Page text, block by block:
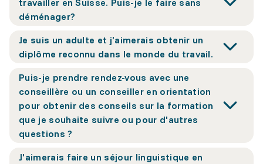
travailler en Suisse. Puis-je le faire sans
déménager?
Je suis un adulte et j’aimerais obtenir un
diplôme reconnu dans le monde du travail.
Puis-je prendre rendez-vous avec une
conseillère ou un conseiller en orientation
pour obtenir des conseils sur la formation
que je souhaite suivre ou pour d'autres
questions ?
J'aimerais faire un séjour linguistique en